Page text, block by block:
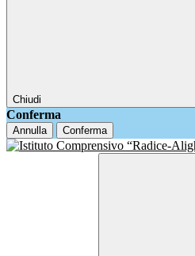
Chiudi
Conferma
Annulla Conferma